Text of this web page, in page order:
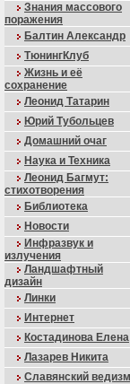
Знания массового
поражения
Балтин Александр
ТюнингКлуб
Жизнь и её
сохранение
Леонид Татарин
Юрий Тубольцев
Домашний очаг
Наука и Техника
Леонид Багмут:
стихотворения
Библиотека
Новости
Инфразвук и
излучения
Ландшафтный
дизайн
Линки
Интернет
Костадинова Елена
Лазарев Никита
Славянский ведизм